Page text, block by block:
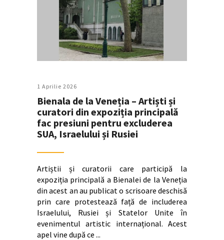
1 Aprilie 2026
Bienala de la Veneția – Artiști și
curatori din expoziția principală
fac presiuni pentru excluderea
SUA, Israelului și Rusiei
Artiștii și curatorii care participă la
expoziția principală a Bienalei de la Veneția
din acest an au publicat o scrisoare deschisă
prin care protestează față de includerea
Israelului, Rusiei și Statelor Unite în
evenimentul artistic internațional. Acest
apel vine după ce